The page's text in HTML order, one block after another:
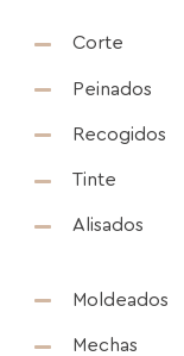
Corte
Peinados
Recogidos
Tinte
Alisados
Moldeados
Mechas